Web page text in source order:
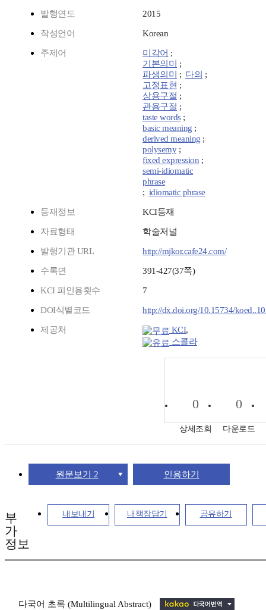
발행연도 2015
작성언어 Korean
주제어 미각어 ;
기본의미
;
파생의미
; 다의 ;
고정표현 ;
상용구절 ;
관용구절 ;
taste words;
basic meaning ;
derived meaning ;
polysemy;
fixed expression ;
semi-idiomatic
phrase
; idiomatic phrase
등재정보 KCI등재
자료형태 학술저널
발행기관 URL http://mjkor.cafe24.com/
수록면 391-427(37쪽)
KCI 피인용횟수 7
DOI식별코드 http://dx.doi.org/10.15734/
제공처 KCI,
스콜라
0
상세조회
0
다운로드
원문보기 2 인용하기
내보내기 내책장담기 공유하기
부
가
정보
다국어 초록 (Multilingual Abstract)